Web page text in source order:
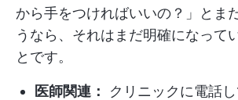
から手をつければいいの？」とま
うなら、それはまだ明確になって
とです。
医師関連：
クリニックに電話